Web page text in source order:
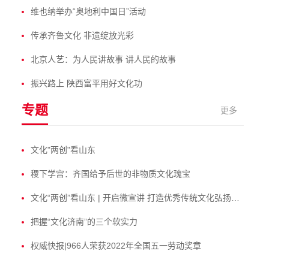
维也纳举办“奥地利中国日”活动
传承齐鲁文化 非遗绽放光彩
北京人艺：为人民讲故事 讲人民的故事
振兴路上 陕西富平用好文化功
专题 更多
文化"两创"看山东
稷下学宫：齐国给予后世的非物质文化瑰宝
文化“两创”看山东 | 开启微宣讲 打造优秀传统文化弘扬新阵地
把握“文化济南”的三个软实力
权威快报|966人荣获2022年全国五一劳动奖章